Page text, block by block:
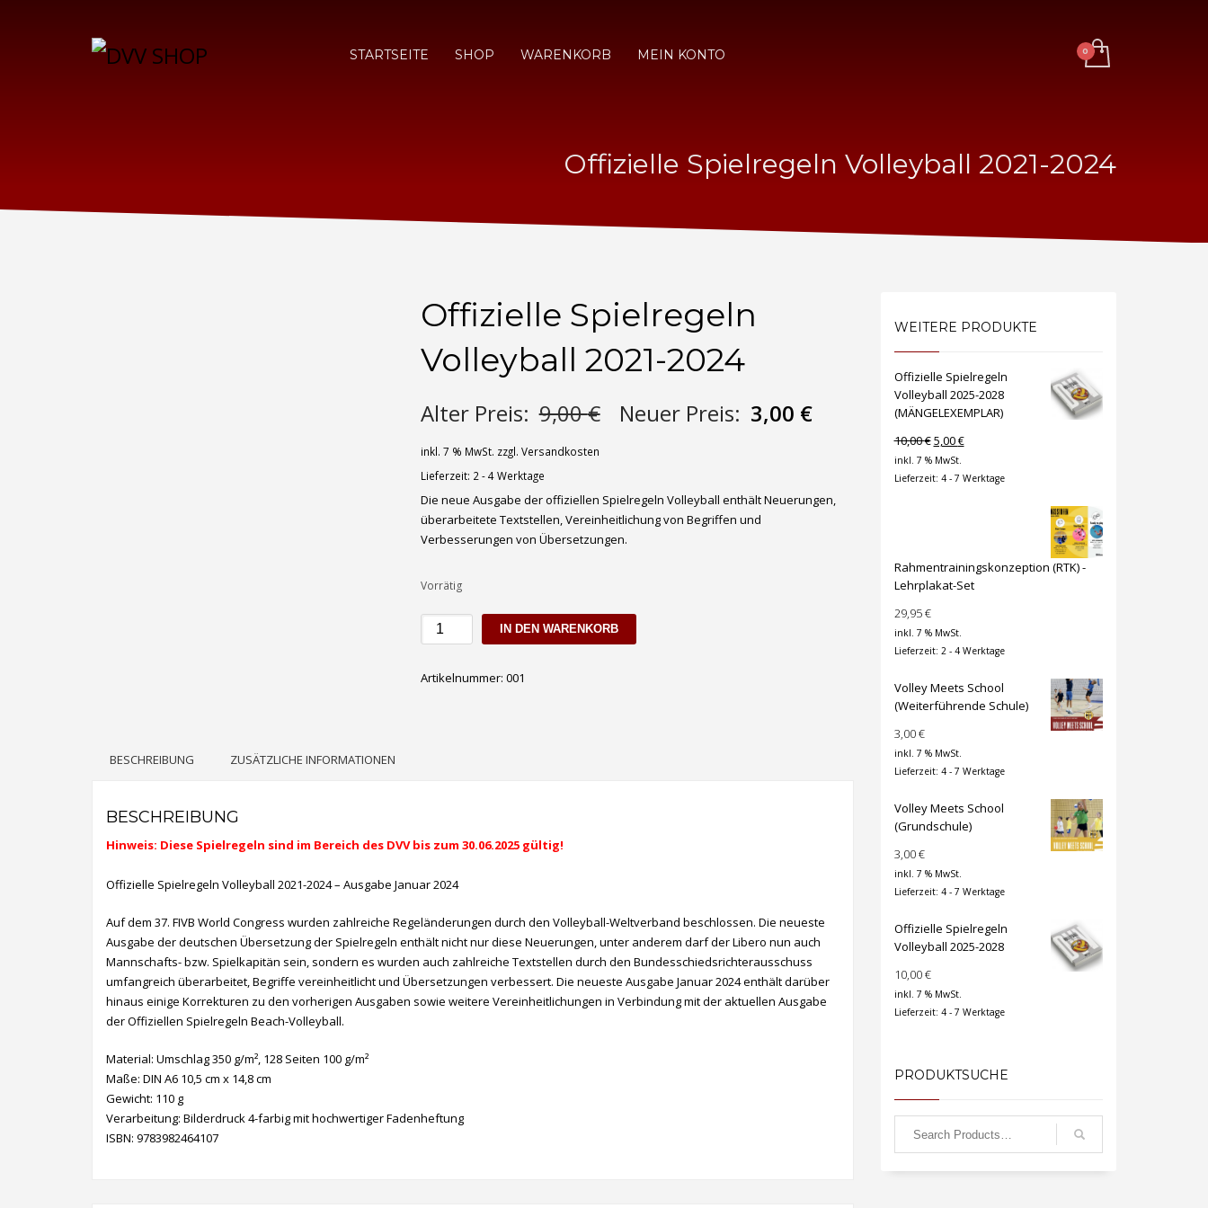
STARTSEITE SHOP WARENKORB MEIN KONTO
Offizielle Spielregeln Volleyball 2021-2024
Offizielle Spielregeln
Volleyball 2021-2024
Alter Preis: 9,00€ Ursprünglicher
Neuer Preis: 3,00 € Aktueller
inkl. 7 % MwSt. zzgl. Versandkosten
Lieferzeit: 2 - 4 Werktage
Die neue Ausgabe der offiziellen Spielregeln Volleyball enthält Neuerungen,
überarbeitete Textstellen, Vereinheitlichung von Begriffen und
Verbesserungen von Übersetzungen.
Vorrätig
Offizielle
Spielregeln
2021-
IN DEN WARENKORB
Artikelnummer: 001
BESCHREIBUNG ZUSÄTZLICHE INFORMATIONEN
BESCHREIBUNG
Hinweis: Diese Spielregeln sind im Bereich des DVV bis zum 30.06.2025 gültig!
Offizielle Spielregeln Volleyball 2021-2024 – Ausgabe Januar 2024
Auf dem 37. FIVB World Congress wurden zahlreiche Regeländerungen durch den Volleyball-Weltverband beschlossen. Die neueste
Ausgabe der deutschen Übersetzung der Spielregeln enthält nicht nur diese Neuerungen, unter anderem darf der Libero nun auch
Mannschafts- bzw. Spielkapitän sein, sondern es wurden auch zahlreiche Textstellen durch den Bundesschiedsrichterausschuss
umfangreich überarbeitet, Begriffe vereinheitlicht und Übersetzungen verbessert. Die neueste Ausgabe Januar 2024 enthält darüber
hinaus einige Korrekturen zu den vorherigen Ausgaben sowie weitere Vereinheitlichungen in Verbindung mit der aktuellen Ausgabe
der Offiziellen Spielregeln Beach-Volleyball.
Material: Umschlag 350 g/m², 128 Seiten 100 g/m²
Maße: DIN A6 10,5 cm x 14,8 cm
Gewicht: 110 g
Verarbeitung: Bilderdruck 4-farbig mit hochwertiger Fadenheftung
ISBN: 9783982464107
WEITERE PRODUKTE
Offizielle Spielregeln
Volleyball 2025-2028
(MÄNGELEXEMPLAR)
10,00€Ursprünglicher
Preis
war:
5,00€Aktueller
ist:
inkl. 7 % MwSt.
Lieferzeit: 4 - 7 Werktage
Rahmentrainingskonzeption (RTK) -
Lehrplakat-Set
29,95€
inkl. 7 % MwSt.
Lieferzeit: 2 - 4 Werktage
Volley Meets School
(Weiterführende Schule)
3,00€
inkl. 7 % MwSt.
Lieferzeit: 4 - 7 Werktage
Volley Meets School
(Grundschule)
3,00€
inkl. 7 % MwSt.
Lieferzeit: 4 - 7 Werktage
Offizielle Spielregeln
Volleyball 2025-2028
10,00€
inkl. 7 % MwSt.
Lieferzeit: 4 - 7 Werktage
PRODUKTSUCHE